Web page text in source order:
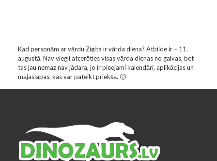
Kad personām ar vārdu Zigita ir vārda diena? Atbilde ir – 11.
augustā. Nav viegli atcerēties visas vārda dienas no galvas, bet
tas jau nemaz nav jādara, jo ir pieejami kalendāri, aplikācijas un
mājaslapas, kas var pateikt priekšā. 🙂